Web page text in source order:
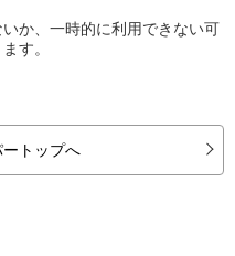
か、一時的に利用できない可
す。
トップへ